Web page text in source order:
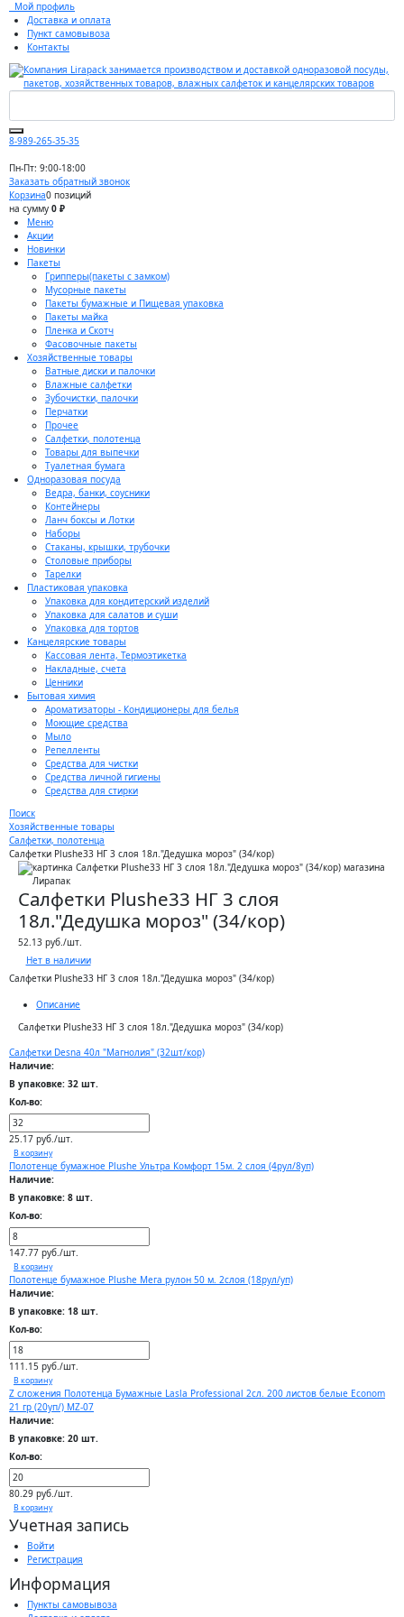
Мой профиль
Доставка и оплата
Пункт самовывоза
Контакты
8-989-265-35-35
Пн-Пт: 9:00-18:00
Заказать обратный звонок
Корзина0 позиций
на сумму 0 ₽
Меню
Акции
Новинки
Пакеты
Грипперы(пакеты с замком)
Мусорные пакеты
Пакеты бумажные и Пищевая упаковка
Пакеты майка
Пленка и Скотч
Фасовочные пакеты
Хозяйственные товары
Ватные диски и палочки
Влажные салфетки
Зубочистки, палочки
Перчатки
Прочее
Салфетки, полотенца
Товары для выпечки
Туалетная бумага
Одноразовая посуда
Ведра, банки, соусники
Контейнеры
Ланч боксы и Лотки
Наборы
Стаканы, крышки, трубочки
Столовые приборы
Тарелки
Пластиковая упаковка
Упаковка для кондитерский изделий
Упаковка для салатов и суши
Упаковка для тортов
Канцелярские товары
Кассовая лента, Термоэтикетка
Накладные, счета
Ценники
Бытовая химия
Ароматизаторы - Кондиционеры для белья
Моющие средства
Мыло
Репелленты
Средства для чистки
Средства личной гигиены
Средства для стирки
Поиск
Хозяйственные товары
Салфетки, полотенца
Салфетки Plushe33 НГ 3 слоя 18л."Дедушка мороз" (34/кор)
Салфетки Plushe33 НГ 3 слоя
18л."Дедушка мороз" (34/кор)
52.13 руб./шт.
Нет в наличии
Салфетки Plushe33 НГ 3 слоя 18л."Дедушка мороз" (34/кор)
Описание
Салфетки Plushe33 НГ 3 слоя 18л."Дедушка мороз" (34/кор)
Салфетки Desna 40л "Магнолия" (32шт/кор)
Наличие:
В упаковке: 32 шт.
Кол-во:
25.17 руб./шт.
В корзину
Полотенце бумажное Plushe Ультра Комфорт 15м. 2 слоя (4рул/8уп)
Наличие:
В упаковке: 8 шт.
Кол-во:
147.77 руб./шт.
В корзину
Полотенце бумажное Plushe Мега рулон 50 м. 2слоя (18рул/уп)
Наличие:
В упаковке: 18 шт.
Кол-во:
111.15 руб./шт.
В корзину
Z сложения Полотенца Бумажные Lasla Professional 2сл. 200 листов белые Econom
21 гр (20уп/) MZ-07
Наличие:
В упаковке: 20 шт.
Кол-во:
80.29 руб./шт.
В корзину
Учетная запись
Войти
Регистрация
Информация
Пункты самовывоза